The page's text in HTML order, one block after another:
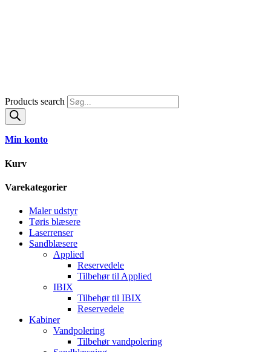
Products search
Min konto
Kurv
Varekategorier
Maler udstyr
Tøris blæsere
Laserrenser
Sandblæsere
Applied
Reservedele
Tilbehør til Applied
IBIX
Tilbehør til IBIX
Reservedele
Kabiner
Vandpolering
Tilbehør vandpolering